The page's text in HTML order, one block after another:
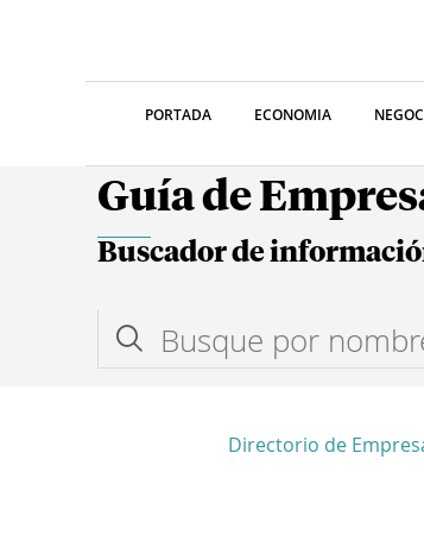
PORTADA ECONOMIA
Guía de
Buscador de
Directorio de